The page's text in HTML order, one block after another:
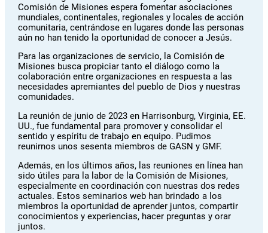
Comisión de Misiones espera fomentar asociaciones
mundiales, continentales, regionales y locales de acción
comunitaria, centrándose en lugares donde las personas
aún no han tenido la oportunidad de conocer a Jesús.
Para las organizaciones de servicio, la Comisión de
Misiones busca propiciar tanto el diálogo como la
colaboración entre organizaciones en respuesta a las
necesidades apremiantes del pueblo de Dios y nuestras
comunidades.
La reunión de junio de 2023 en Harrisonburg, Virginia, EE.
UU., fue fundamental para promover y consolidar el
sentido y espíritu de trabajo en equipo. Pudimos
reunirnos unos sesenta miembros de GASN y GMF.
Además, en los últimos años, las reuniones en línea han
sido útiles para la labor de la Comisión de Misiones,
especialmente en coordinación con nuestras dos redes
actuales. Estos seminarios web han brindado a los
miembros la oportunidad de aprender juntos, compartir
conocimientos y experiencias, hacer preguntas y orar
juntos.